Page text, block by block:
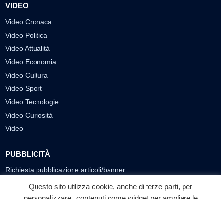
VIDEO
Video Cronaca
Video Politica
Video Attualità
Video Economia
Video Cultura
Video Sport
Video Tecnologie
Video Curiosità
Video
PUBBLICITÀ
Richiesta pubblicazione articoli/banner
SEGUICI SUI SOCIAL
Questo sito utilizza cookie, anche di terze parti, per